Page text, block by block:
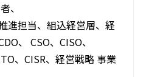
、
進担当、組込経営層、経
、 CSO、CISO、
、CISR、経営戦略 事業